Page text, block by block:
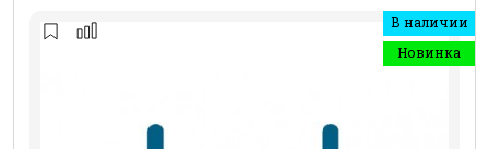
В наличии
Новинка